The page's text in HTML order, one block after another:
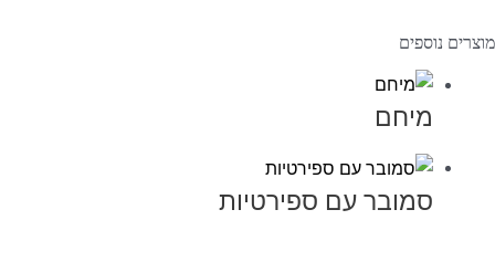
מוצרים נוספים
מיחם
סמובר עם ספירטיות